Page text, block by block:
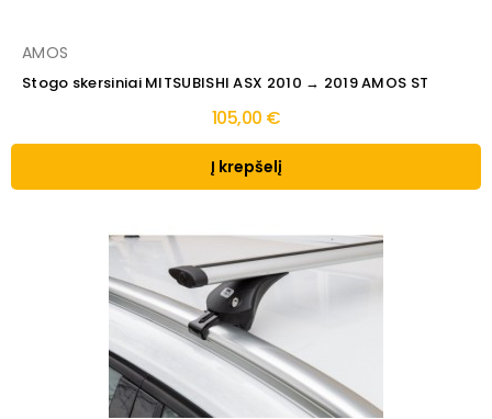
AMOS
Stogo skersiniai MITSUBISHI ASX 2010 → 2019 AMOS ST
105,00 €
Į krepšelį